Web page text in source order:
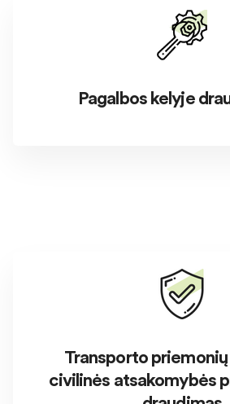
Pagalbos kelyje
Transporto
civilinės atsakomybės